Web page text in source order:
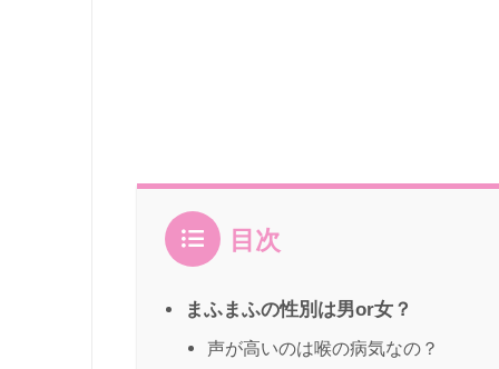
目次
まふまふの性別は男or女？
声が高いのは喉の病気なの？